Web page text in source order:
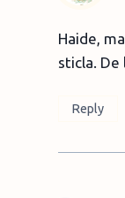
Haide,
sticla. De
Reply